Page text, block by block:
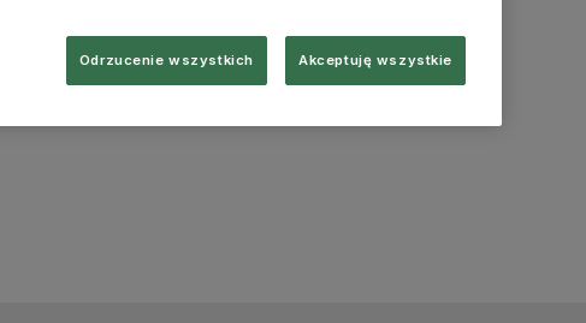
Odrzucenie wszystkich Akceptuję wszystkie